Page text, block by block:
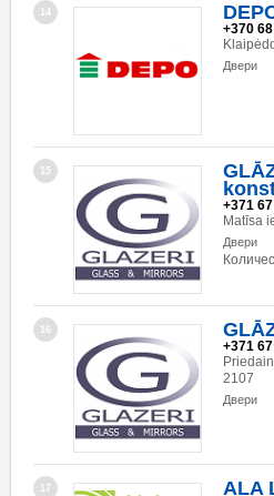
14
+370
Двери
15
+371
Matīsa
Двери
16
+371
2107
Двери
17 ALA